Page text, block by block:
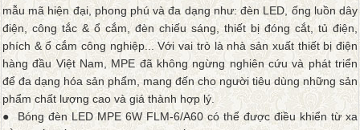
mẫu mã hiện đại, phong phú và đa dạng như: đèn LED, ống luồn dây
điện, công tắc & ổ cắm, đèn chiếu sáng, thiết bị đóng cắt, tủ điện,
phích & ổ cắm công nghiệp... Với vai trò là nhà sản xuất thiết bị điện
hàng đầu Việt Nam, MPE đã không ngừng nghiên cứu và phát triển
để đa dạng hóa sản phẩm, mang đến cho người tiêu dùng những sản
phẩm chất lượng cao và giá thành hợp lý.
● Bóng đèn LED MPE 6W FLM-6/A60 có thể được điều khiển từ xa